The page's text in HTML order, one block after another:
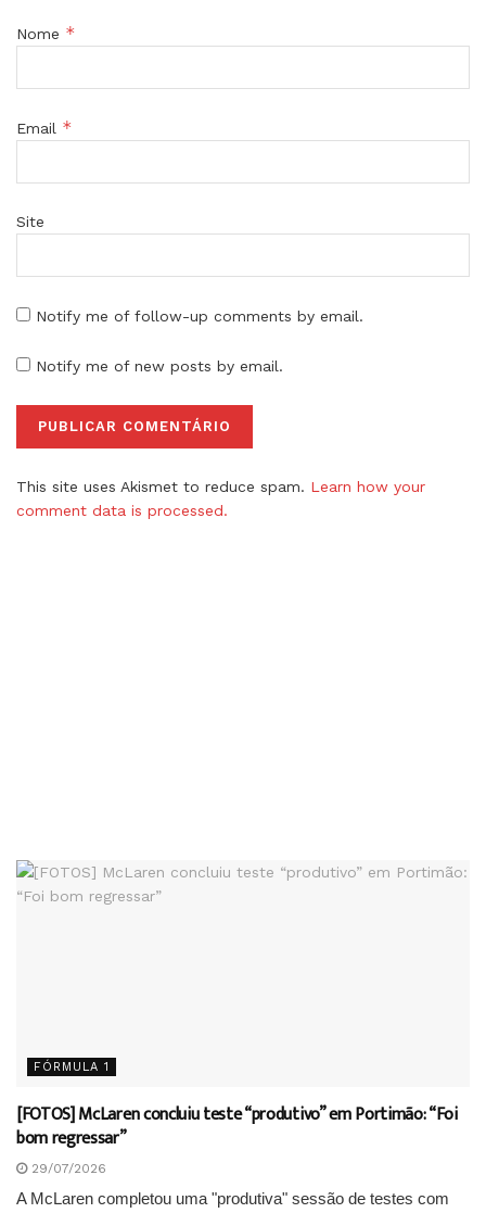
Nome *
Email *
Site
Notify me of follow-up comments by email.
Notify me of new posts by email.
This site uses Akismet to reduce spam. Learn how your
comment data is processed.
FÓRMULA 1
[FOTOS] McLaren concluiu teste “produtivo” em Portimão: “Foi
bom regressar”
29/07/2026
A McLaren completou uma "produtiva" sessão de testes com